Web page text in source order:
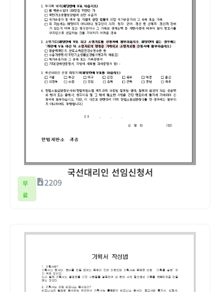
국선대리인 선임신청서
무
료
2209